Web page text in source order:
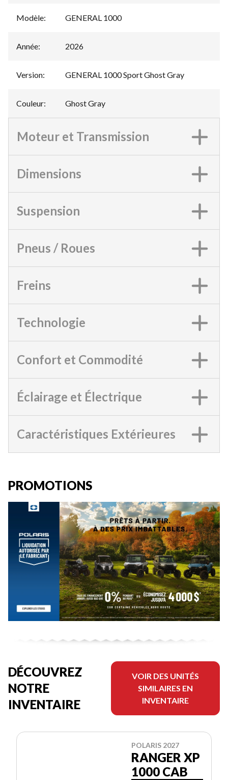
Modèle: GENERAL 1000
Année: 2026
Version: GENERAL 1000 Sport Ghost Gray
Couleur: Ghost Gray
Moteur et Transmission
Dimensions
Suspension
Pneus / Roues
Freins
Technologie
Confort et Commodité
Éclairage et Électrique
Caractéristiques Extérieures
PROMOTIONS
DÉCOUVREZ
NOTRE
INVENTAIRE
VOIR DES UNITÉS
SIMILAIRES EN
INVENTAIRE
POLARIS 2027
RANGER XP
1000 CAB